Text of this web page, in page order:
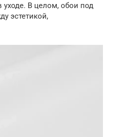
уходе. В целом, обои под
эстетикой,